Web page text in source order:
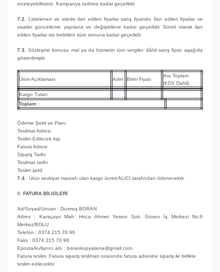
inceleyebilirsiniz. Kampanya tarihine kadar geçerlidir.
7.2.
Listelenen ve sitede ilan edilen fiyatlar satış fiyatıdır. İlan edilen fiyatlar ve
vaatler güncelleme yapılana ve değiştirilene kadar geçerlidir. Süreli olarak ilan
edilen fiyatlar ise belirtilen süre sonuna kadar geçerlidir.
7.3. Sözleşme konusu mal ya da hizmetin tüm vergiler dâhil satış fiyatı aşağıda
gösterilmiştir.
Ürün Açıklaması Adet Birim Fiyatı
Ara Toplam
(KDV Dahil)
Kargo Tutarı
Toplam :
Ödeme Şekli ve Planı
Teslimat Adresi
Teslim Edilecek kişi
Fatura Adresi
Sipariş Tarihi
Teslimat tarihi
Teslim şekli
7.4.
Ürün sevkiyat masrafı olan kargo ücreti ALICI tarafından ödenecektir.
8 . FATURA BİLGİLERİ
Ad/Soyad/Unvan : Durmuş BORAN
Adres : Karaçayır Mah. Hoca Ahmet Yesevi Sok. Güven İş Merkezi No:6
Merkez/BOLU
Telefon : 0374 215 70 96
Faks : 0374 215 70 96
Eposta/kullanıcı adı : borankopyalama@gmail.com
Fatura teslim :Fatura sipariş teslimatı sırasında fatura adresine sipariş ile birlikte
teslim edilecektir.